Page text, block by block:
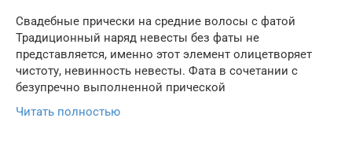
Свадебные прически на средние волосы с фатой
Традиционный наряд невесты без фаты не
представляется, именно этот элемент олицетворяет
чистоту, невинность невесты. Фата в сочетании с
безупречно выполненной прической
Читать полностью